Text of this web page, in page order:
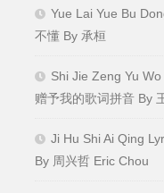
Yue Lai Yue Bu
不懂 By 承桓
Shi Jie Zeng Yu
赠予我的歌词拼音 By
Ji Hu Shi Ai Qing
By 周兴哲 Eric Chou